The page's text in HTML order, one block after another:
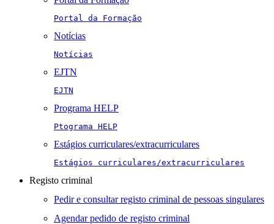
Portal da Formação
Notícias
Notícias
EJTN
EJTN
Programa HELP
Ptograma HELP
Estágios curriculares/extracurriculares
Estágios curriculares/extracurriculares
Registo criminal
Pedir e consultar registo criminal de pessoas singulares
Agendar pedido de registo criminal